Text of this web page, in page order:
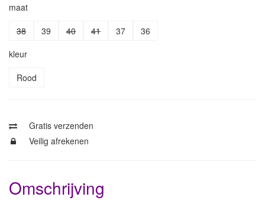
maat
38
39 40 41 37
36
kleur
Rood
Gratis verzenden
Veilig afrekenen
Omschrijving